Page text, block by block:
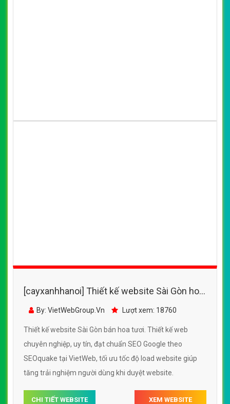
[cayxanhhanoi] Thiết kế website Sài Gòn hoa
đẹp, chuyên nghiệp chuẩn SEO
By: VietWebGroup.Vn Lượt xem: 18760
Thiết kế website Sài Gòn bán hoa tươi. Thiết kế web
chuyên nghiệp, uy tín, đạt chuẩn SEO Google theo
SEOquake tại VietWeb, tối ưu tốc độ load website giúp
tăng trải nghiệm người dùng khi duyệt website.
CHI TIẾT WEBSITE XEM WEBSITE